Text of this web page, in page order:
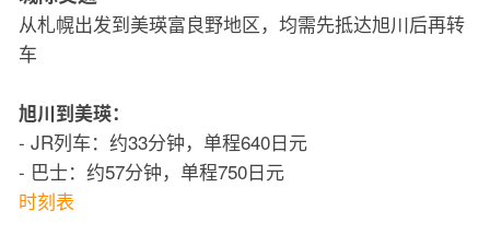
从札幌出发到美瑛富良野地区，均需先抵达旭川后再转
车
旭川到美瑛：
- JR列车：约33分钟，单程640日元
- 巴士：约57分钟，单程750日元
时刻表